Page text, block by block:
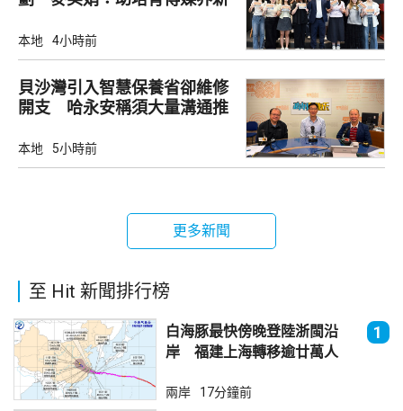
本地 4小時前
貝沙灣引入智慧保養省卻維修
開支 哈永安稱須大量溝通推
本地 5小時前
更多新聞
至 Hit 新聞排行榜
白海豚最快傍晚登陸浙閩沿
岸 福建上海轉移逾廿萬人
1
兩岸 17分鐘前